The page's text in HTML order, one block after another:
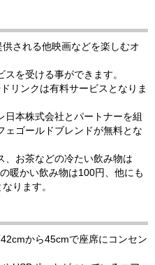
される他映画などを楽しむオ
を受ける事ができます。
リンクは有料サービスとなりま
本株式会社とパートナーを組
ェゴールドブレンドが無料とな
お茶などの冷たい飲み物は
暖かい飲み物は100円、他にも
ります。
から45cmで座席にコンセン